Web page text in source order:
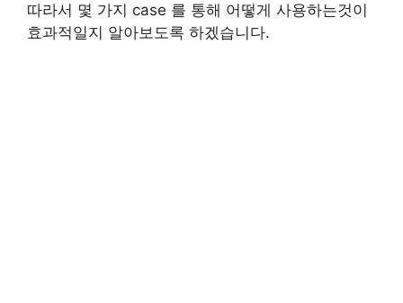
따라서 몇 가지 case 를 통해 어떻게 사용하는것이
효과적일지 알아보도록 하겠습니다.